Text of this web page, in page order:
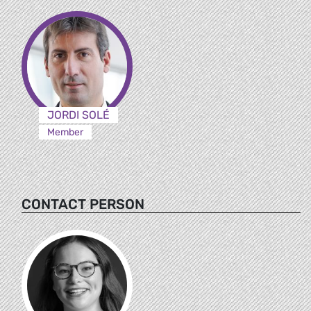
JORDI SOLÉ
Member
CONTACT PERSON